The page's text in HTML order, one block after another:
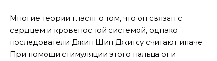
Многие теории гласят о том, что он связан с
сердцем и кровеносной системой, однако
последователи Джин Шин Джитсу считают иначе.
При помощи стимуляции этого пальца они